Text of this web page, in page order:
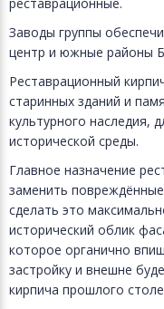
реставрационные.
Заводы группы
центр и южные районы
Реставрационный
старинных зданий и
культурного наследия,
исторической среды.
Главное назначение
заменить
сделать это
исторический облик
которое органично
застройку и внешне
кирпича прошлого